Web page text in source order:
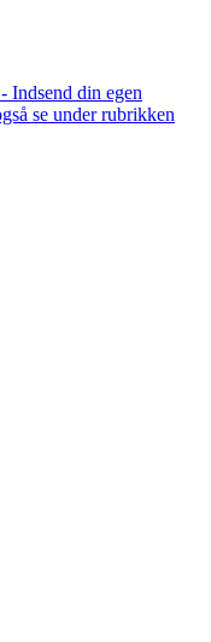
Indsend din egen
se under rubrikken